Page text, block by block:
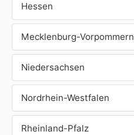
Hessen
Mecklenburg-Vorpommern
Niedersachsen
Nordrhein-Westfalen
Rheinland-Pfalz